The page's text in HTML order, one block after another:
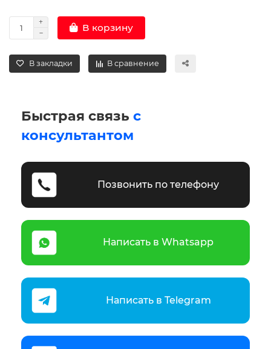
В корзину
В закладки В сравнение
Быстрая связь с
консультантом
Позвонить по телефону
Написать в Whatsapp
Написать в Telegram